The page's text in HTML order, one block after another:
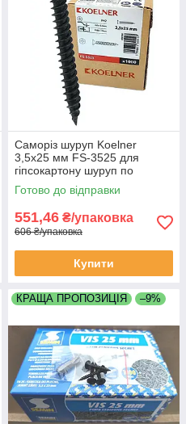
Саморіз шуруп Koelner
3,5х25 мм FS-3525 для
гіпсокартону шуруп по
металу упаковка 1000 штук
(Кельнер) Польща
Готово до відправки
551,46 ₴/упаковка
606 ₴/упаковка
Купити
КРАЩА ПРОПОЗИЦІЯ –9%